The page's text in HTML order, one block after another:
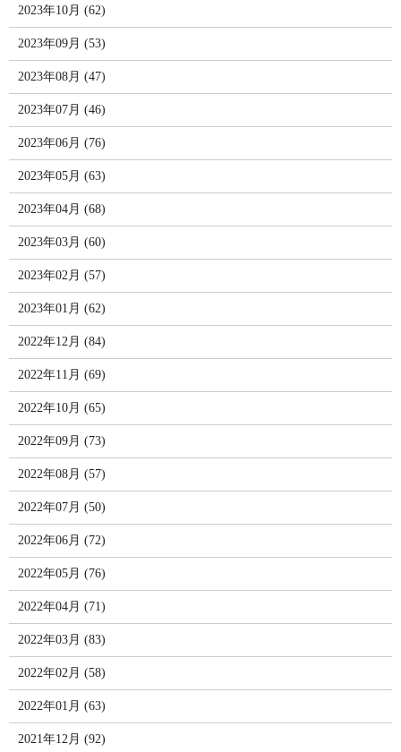
2023年10月 (62)
2023年09月 (53)
2023年08月 (47)
2023年07月 (46)
2023年06月 (76)
2023年05月 (63)
2023年04月 (68)
2023年03月 (60)
2023年02月 (57)
2023年01月 (62)
2022年12月 (84)
2022年11月 (69)
2022年10月 (65)
2022年09月 (73)
2022年08月 (57)
2022年07月 (50)
2022年06月 (72)
2022年05月 (76)
2022年04月 (71)
2022年03月 (83)
2022年02月 (58)
2022年01月 (63)
2021年12月 (92)